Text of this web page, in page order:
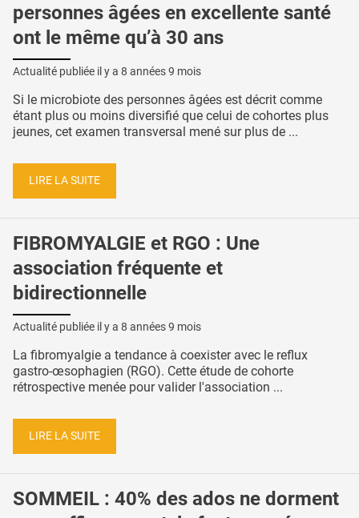
personnes âgées en excellente santé
ont le même qu’à 30 ans
Actualité publiée il y a 8 années 9 mois
Si le microbiote des personnes âgées est décrit comme
étant plus ou moins diversifié que celui de cohortes plus
jeunes, cet examen transversal mené sur plus de ...
LIRE LA SUITE
FIBROMYALGIE et RGO : Une
association fréquente et
bidirectionnelle
Actualité publiée il y a 8 années 9 mois
La fibromyalgie a tendance à coexister avec le reflux
gastro-œsophagien (RGO). Cette étude de cohorte
rétrospective menée pour valider l'association ...
LIRE LA SUITE
SOMMEIL : 40% des ados ne dorment